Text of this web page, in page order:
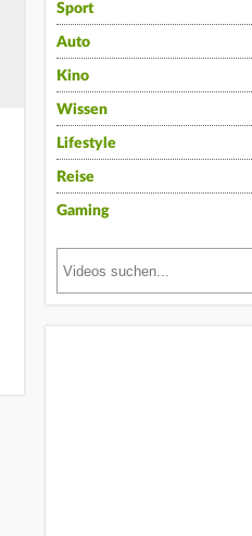
Sport
Auto
Kino
Wissen
Lifestyle
Reise
Gaming